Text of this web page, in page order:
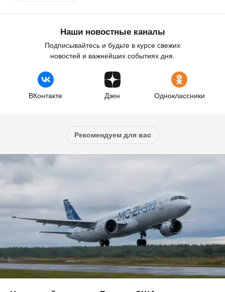
Наши новостные каналы
Подписывайтесь и будьте в курсе свежих
новостей и важнейших событиях дня.
ВКонтакте Дзен Одноклассники
Рекомендуем для вас